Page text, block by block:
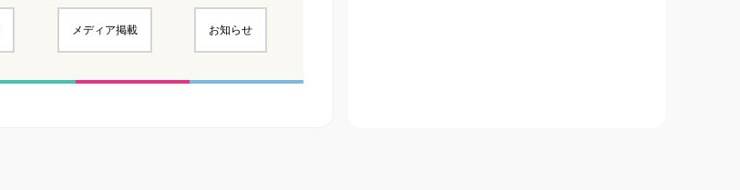
メディア掲載 お知らせ